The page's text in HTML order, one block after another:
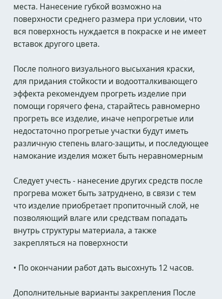
места. Нанесение губкой возможно на
поверхности среднего размера при условии, что
вся поверхность нуждается в покраске и не имеет
вставок другого цвета.
После полного визуального высыхания краски,
для придания стойкости и водоотталкивающего
эффекта рекомендуем прогреть изделие при
помощи горячего фена, старайтесь равномерно
прогреть все изделие, иначе непрогретые или
недостаточно прогретые участки будут иметь
различную степень влаго-защиты, и последующее
намокание изделия может быть неравномерным
Следует учесть - нанесение других средств после
прогрева может быть затруднено, в связи с тем
что изделие приобретает пропиточный слой, не
позволяющий влаге или средствам попадать
внутрь структуры материала, а также
закрепляться на поверхности
• По окончании работ дать высохнуть 12 часов.
Дополнительные варианты закрепления После